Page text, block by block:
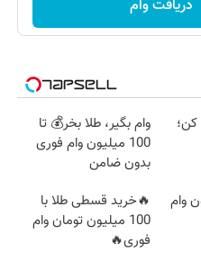
دریافت وام
کن؛
وام بگیر، طلا بخر💰 تا
100 میلیون وام فوری
بدون ضامن
وام
🔥خرید قسطی طلا با
100 میلیون تومان وام
فوری🔥